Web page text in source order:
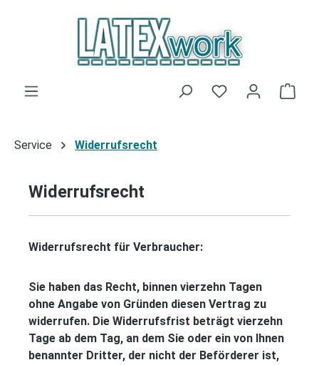
Zum Hauptinhalt springen
Du hast 0
Service Widerrufsrecht
Widerrufsrecht
Widerrufsrecht für Verbraucher:
Sie haben das Recht, binnen vierzehn Tagen
ohne Angabe von Gründen diesen Vertrag zu
widerrufen. Die Widerrufsfrist beträgt vierzehn
Tage ab dem Tag, an dem Sie oder ein von Ihnen
benannter Dritter, der nicht der Beförderer ist,